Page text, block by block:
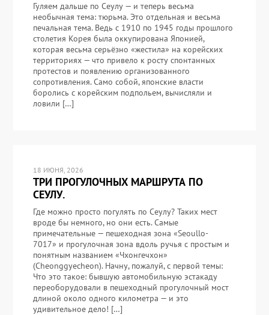
Гуляем дальше по Сеулу — и теперь весьма
необычная тема: тюрьма. Это отдельная и весьма
печальная тема. Ведь с 1910 по 1945 годы прошлого
столетия Корея была оккупирована Японией,
которая весьма серьёзно «жестила» на корейских
территориях — что привело к росту спонтанных
протестов и появлению организованного
сопротивления. Само собой, японские власти
боролись с корейским подпольем, вычисляли и
ловили […]
18 ИЮНЯ, 2026
ТРИ ПРОГУЛОЧНЫХ МАРШРУТА ПО
СЕУЛУ.
Где можно просто погулять по Сеулу? Таких мест
вроде бы немного, но они есть. Самые
примечательные — пешеходная зона «Seoullo-
7017» и прогулочная зона вдоль ручья с простым и
понятным названием «Чхонгечхон»
(Cheonggyecheon). Начну, пожалуй, с первой темы:
Что это такое: бывшую автомобильную эстакаду
переоборудовали в пешеходный прогулочный мост
длиной около одного километра — и это
удивительное дело! […]